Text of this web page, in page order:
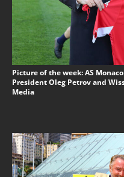
Picture of the week: AS
President Oleg Petrov and
Media